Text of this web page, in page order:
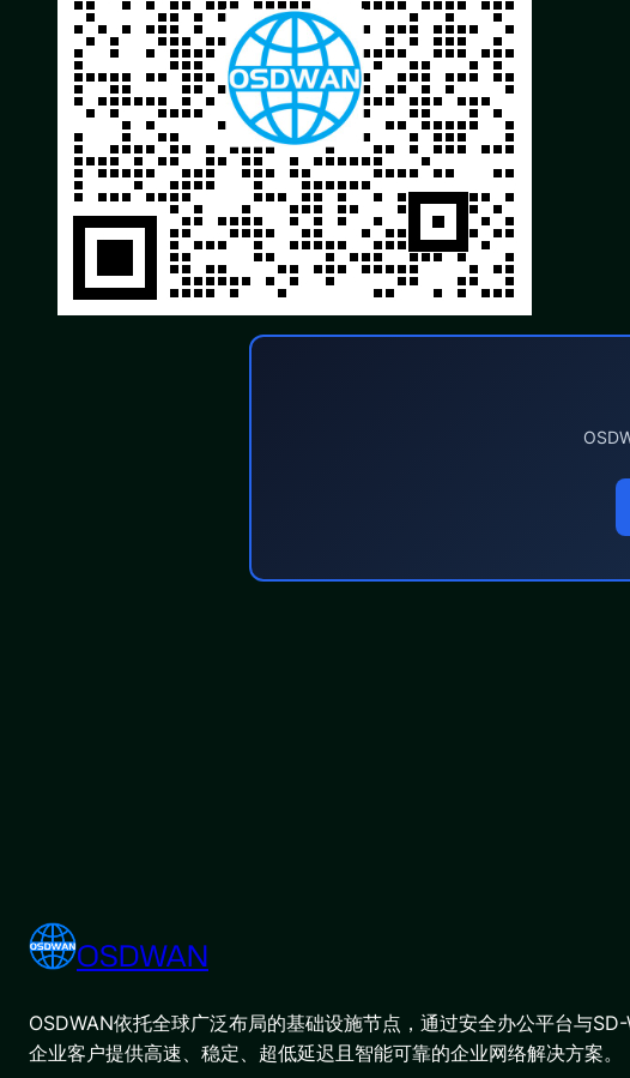
OSDWAN
OSDWAN依托全球广泛布局的基础设施节点，通过安全办公平台与
企业客户提供高速、稳定、超低延迟且智能可靠的企业网络解决方案。